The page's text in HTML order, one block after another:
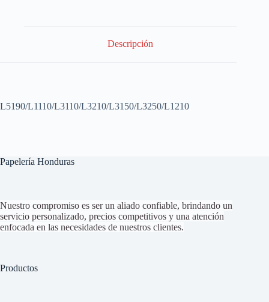
Descripción
L5190/L1110/L3110/L3210/L3150/L3250/L1210
Papelería Honduras
Nuestro compromiso es ser un aliado confiable, brindando un
servicio personalizado, precios competitivos y una atención
enfocada en las necesidades de nuestros clientes.
Productos